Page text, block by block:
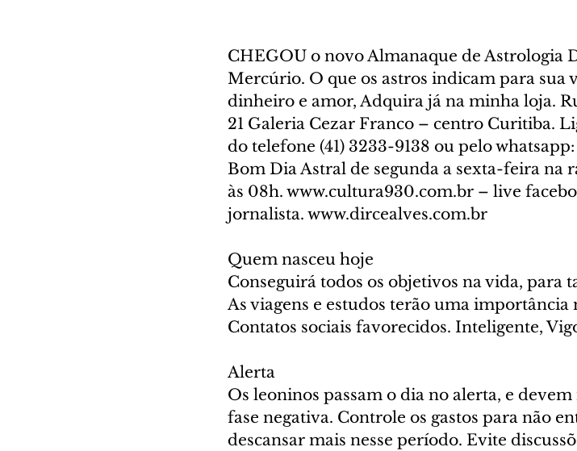
CHEGOU o novo Almanaque de Astrologia
Mercúrio. O que os astros indicam para sua
dinheiro e amor, Adquira já na minha loja.
21 Galeria Cezar Franco – centro Curitiba.
do telefone (41) 3233-9138 ou pelo whatsapp:
Bom Dia Astral de segunda a sexta-feira na
às 08h. www.cultura930.com.br – live
jornalista. www.dircealves.com.br
Quem nasceu hoje
Conseguirá todos os objetivos na vida, para
As viagens e estudos terão uma
Contatos sociais favorecidos. Inteligente,
Alerta
Os leoninos passam o dia no alerta, e
fase negativa. Controle os gastos para não
descansar mais nesse período. Evite